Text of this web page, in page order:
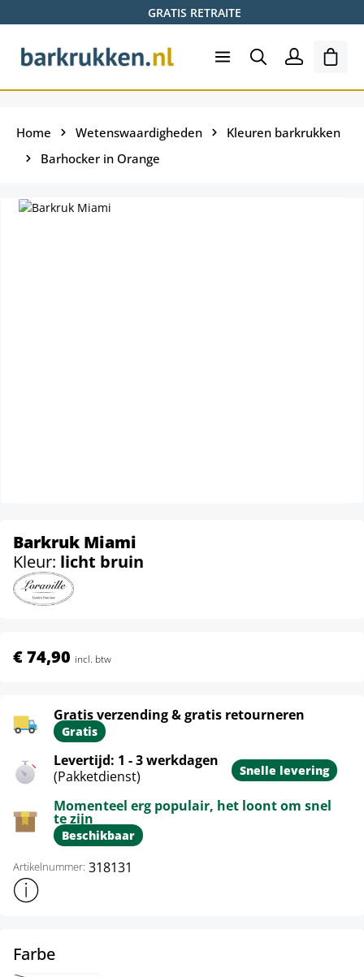
GRATIS RETRAITE
Home Wetenswaardigheden
Kleuren barkrukken
Barhocker in Orange
Barkruk Miami
Kleur: licht bruin
€ 74,90 incl. btw
Gratis verzending & gratis retourneren
Gratis
Levertijd: 1 - 3 werkdagen
(Pakketdienst)
Snelle levering
Momenteel erg populair, het loont om snel
te zijn
Beschikbaar
Artikelnummer: 318131
Toon meer productinformatie
Farbeselect